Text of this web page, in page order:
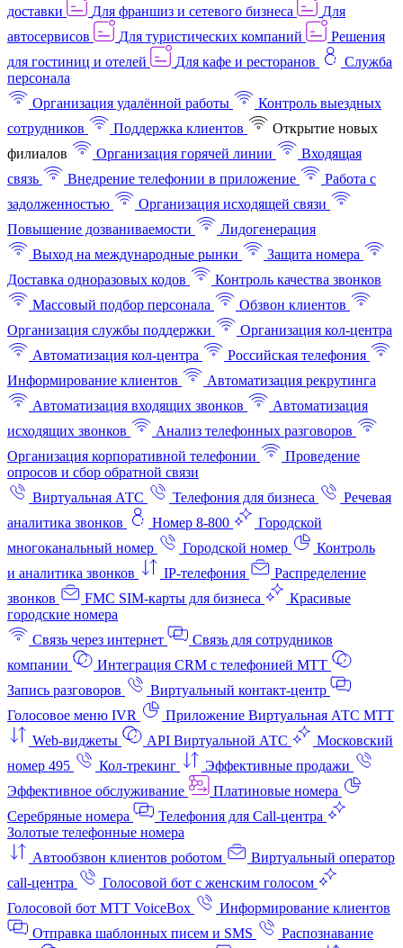
доставки
Для франшиз и сетевого бизнеса
Для
автосервисов
Для туристических компаний
Решения
для гостиниц и отелей
Для кафе и ресторанов
Служба
персонала
Организация удалённой работы
Контроль выездных
сотрудников
Поддержка клиентов
Открытие новых
филиалов
Организация горячей линии
Входящая
связь
Внедрение телефонии в приложение
Работа с
задолженностью
Организация исходящей связи
Повышение дозваниваемости
Лидогенерация
Выход на международные рынки
Защита номера
Доставка одноразовых кодов
Контроль качества звонков
Массовый подбор персонала
Обзвон клиентов
Организация службы поддержки
Организация кол-центра
Автоматизация кол-центра
Российская телефония
Информирование клиентов
Автоматизация рекрутинга
Автоматизация входящих звонков
Автоматизация
исходящих звонков
Анализ телефонных разговоров
Организация корпоративной телефонии
Проведение
опросов и сбор обратной связи
Виртуальная АТС
Телефония для бизнеса
Речевая
аналитика звонков
Номер 8-800
Городской
многоканальный номер
Городской номер
Контроль
и аналитика звонков
IP-телефония
Распределение
звонков
FMC SIM-карты для бизнеса
Красивые
городские номера
Связь через интернет
Связь для сотрудников
компании
Интеграция CRM с телефонией МТТ
Запись разговоров
Виртуальный контакт‑центр
Голосовое меню IVR
Приложение Виртуальная АТС МТТ
Web-виджеты
API Виртуальной АТС
Московский
номер 495
Кол-трекинг
Эффективные продажи
Эффективное обслуживание
Платиновые номера
Серебряные номера
Телефония для Call-центра
Золотые телефонные номера
Автообзвон клиентов роботом
Виртуальный оператор
call-центра
Голосовой бот с женским голосом
Голосовой бот МТТ VoiceBox
Информирование клиентов
Отправка шаблонных писем и SMS
Распознавание